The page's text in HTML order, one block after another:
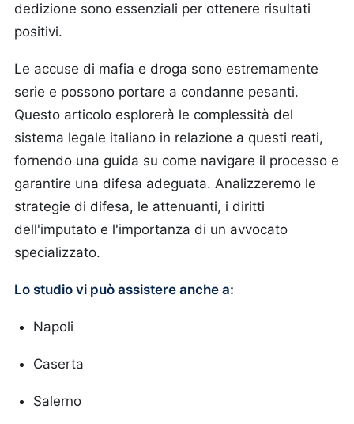
dedizione sono essenziali per ottenere risultati
positivi.
Le accuse di mafia e droga sono estremamente
serie e possono portare a condanne pesanti.
Questo articolo esplorerà le complessità del
sistema legale italiano in relazione a questi reati,
fornendo una guida su come navigare il processo e
garantire una difesa adeguata. Analizzeremo le
strategie di difesa, le attenuanti, i diritti
dell'imputato e l'importanza di un avvocato
specializzato.
Lo studio vi può assistere anche a:
Napoli
Caserta
Salerno